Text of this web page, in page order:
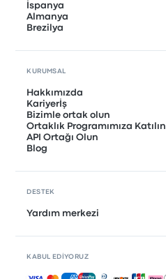
İspanya
Almanya
Brezilya
KURUMSAL
Hakkımızda
Kariyerİş
Bizimle ortak olun
Ortaklık Programımıza Katılın
API Ortağı Olun
Blog
DESTEK
Yardım merkezi
KABUL EDIYORUZ